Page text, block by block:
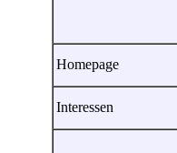
Homepage
Interessen